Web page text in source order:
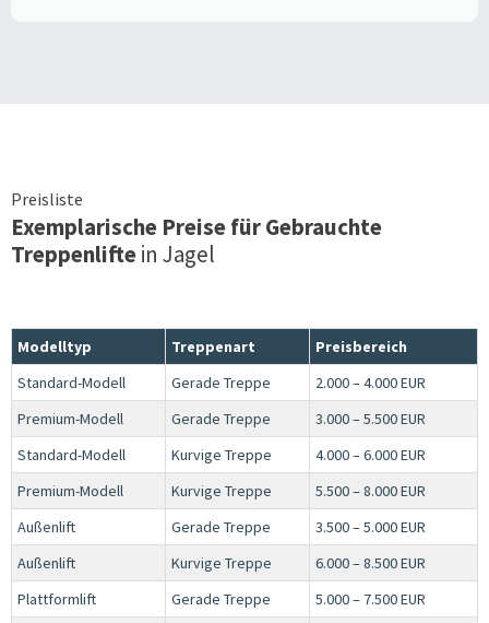
Preisliste
Exemplarische Preise für Gebrauchte
Treppenliftein Jagel
Modelltyp Treppenart
Preisbereich
Standard-Modell
Gerade Treppe
2.000 – 4.000 EUR
Premium-Modell
Gerade Treppe
3.000 – 5.500 EUR
Standard-Modell
Kurvige Treppe
4.000 – 6.000 EUR
Premium-Modell
Kurvige Treppe
5.500 – 8.000 EUR
Außenlift
Gerade Treppe
3.500 – 5.000 EUR
Außenlift
Kurvige Treppe
6.000 – 8.500 EUR
Plattformlift
Gerade Treppe
5.000 – 7.500 EUR